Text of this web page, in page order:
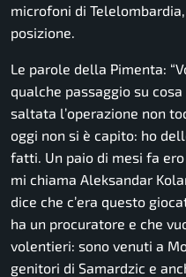
microfoni di Telelombardia
posizione.
Le parole della Pimenta: “
qualche passaggio su
saltata l’operazione non
oggi non si è capito: ho
fatti. Un paio di mesi fa
mi chiama Aleksandar
dice che c’era questo
ha un procuratore e che
volentieri: sono venuti a
genitori di Samardzic e